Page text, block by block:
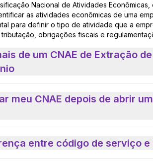
Nacional de Atividades
as atividades econômicas de uma
para definir o tipo de atividade que a
obrigações fiscais e
de um CNAE de Extração
meu CNAE depois de abrir
entre código de serviço e